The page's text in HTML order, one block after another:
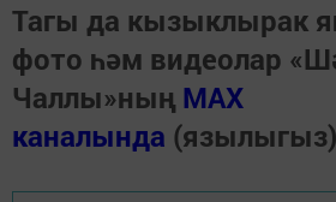
Тагы да кызыклырак
фото һәм видеолар
Чаллы»ның MAX
каналында